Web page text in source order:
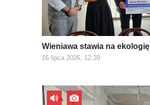
Wieniawa stawia na ekologię
16 lipca 2026, 12:39